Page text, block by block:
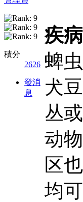
積分
2626
發消
息
疾
蜱
犬
丛
动
区
均